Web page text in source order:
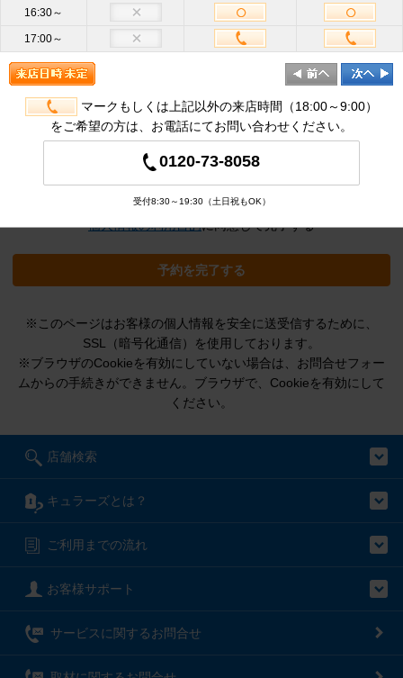
携帯電話
ハイフン不要
メールア
ドレス必
須
半角英数
※クリックすると追加の項目が表示され
16:30～
17:00～
マークもしくは上記以外の来店時間（18:00～9:00）
をご希望の方は、お電話にてお問い合わせください。
0120-73-8058
受付8:30～19:30（土日祝もOK）
個人情報の利用目的に同意して完了する
予約を完了する
※このページはお客様の個人情報を安全に送受信するために、
SSL（暗号化通信）を使用しております。
※ブラウザのCookieを有効にしていない場合は、お問合せフォー
ムからの手続きができません。ブラウザで、Cookieを有効にして
ください。
店舗検索
キュラーズとは？
ご利用までの流れ
お客様サポート
サービスに関するお問合せ